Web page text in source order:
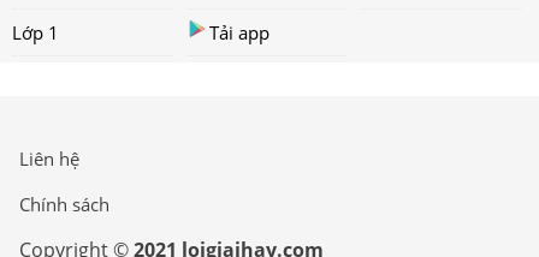
Lớp 1
Tải app
Liên hệ
Chính sách
Copyright ©2021 loigiaihay.com